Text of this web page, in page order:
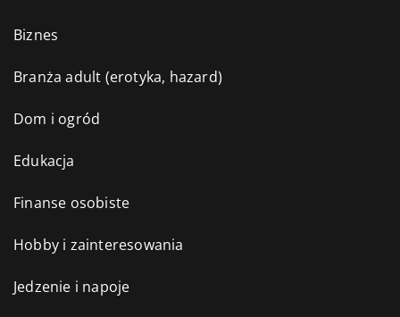
Biznes
Branża adult (erotyka, hazard)
Dom i ogród
Edukacja
Finanse osobiste
Hobby i zainteresowania
Jedzenie i napoje